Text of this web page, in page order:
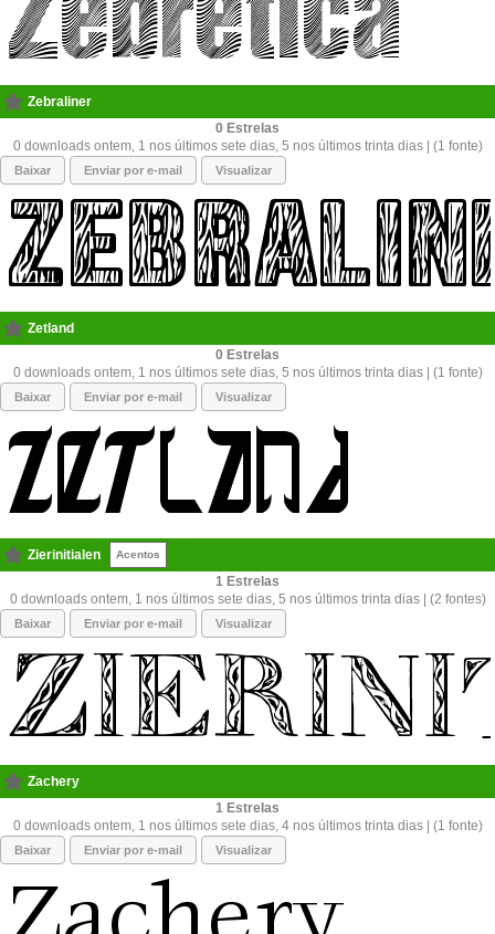
Zebraliner
0
0 downloads ontem, 1 nos últimos sete dias, 5 nos últimos trinta dias | (1 fonte)
Baixar Enviar por e-mail Visualizar
Zetland
0
0 downloads ontem, 1 nos últimos sete dias, 5 nos últimos trinta dias | (1 fonte)
Baixar Enviar por e-mail Visualizar
Zierinitialen Acentos
1
0 downloads ontem, 1 nos últimos sete dias, 5 nos últimos trinta dias | (2 fontes)
Baixar Enviar por e-mail Visualizar
Zachery
1
0 downloads ontem, 1 nos últimos sete dias, 4 nos últimos trinta dias | (1 fonte)
Baixar Enviar por e-mail Visualizar